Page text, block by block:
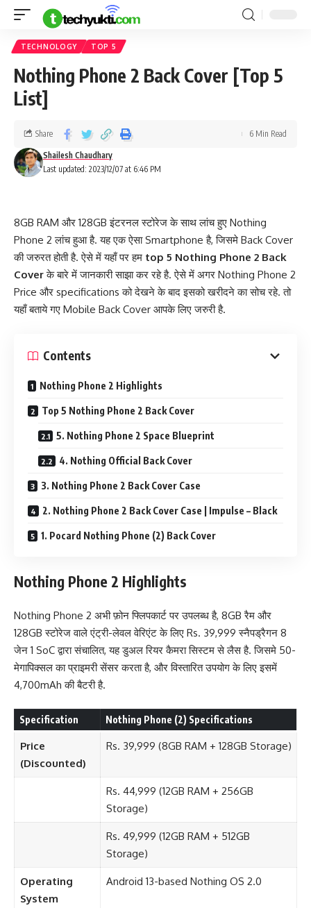
TECHNOLOGY TOP 5
Nothing Phone 2 Back Cover [Top 5
List]
Last updated: 2023/12/07 at 6:46 PM
Shailesh Chaudhary
Share 6 Min Read
8GB RAM और 128GB इंटरनल स्टोरेज के साथ लांच हुए Nothing
Phone 2 लांच हुआ है. यह एक ऐसा Smartphone है, जिसमे Back Cover
की जरुरत होती है. ऐसे में यहाँ पर हम top 5 Nothing Phone 2 Back
Coverके बारे में जानकारी साझा कर रहे है. ऐसे में अगर Nothing Phone 2
Price और specifications को देखने के बाद इसको खरीदने का सोच रहे. तो
यहाँ बताये गए Mobile Back Cover आपके लिए जरुरी है.
Contents
Nothing Phone 2 Highlights
Top 5 Nothing Phone 2 Back Cover
5. Nothing Phone 2 Space Blueprint
4. Nothing Official Back Cover
3. Nothing Phone 2 Back Cover Case
2. Nothing Phone 2 Back Cover Case | Impulse – Black
1. Pocard Nothing Phone (2) Back Cover
Nothing Phone 2 Highlights
Nothing Phone 2 अभी फ़ोन फ्लिपकार्ट पर उपलब्ध है, 8GB रैम और
128GB स्टोरेज वाले एंट्री-लेवल वेरिएंट के लिए Rs. 39,999 स्नैपड्रैगन 8
जेन 1 SoC द्वारा संचालित, यह डुअल रियर कैमरा सिस्टम से लैस है. जिसमे 50-
मेगापिक्सल का प्राइमरी सेंसर करता है, और विस्तारित उपयोग के लिए इसमें
4,700mAh की बैटरी है.
Specification Nothing Phone (2) Specifications
Price
(Discounted)
Rs. 39,999 (8GB RAM + 128GB Storage)
Rs. 44,999 (12GB RAM + 256GB
Storage)
Rs. 49,999 (12GB RAM + 512GB
Storage)
Operating
System
Android 13-based Nothing OS 2.0